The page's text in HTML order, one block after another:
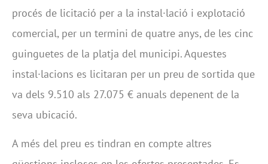
procés de licitació per a la instal·lació i explotació
comercial, per un termini de quatre anys, de les cinc
guinguetes de la platja del municipi. Aquestes
instal·lacions es licitaran per un preu de sortida que
va dels 9.510 als 27.075 € anuals depenent de la
seva ubicació.
A més del preu es tindran en compte altres